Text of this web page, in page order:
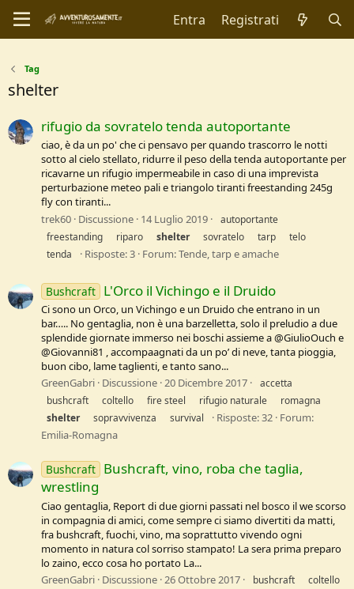
Entra Registrati
Tag
shelter
rifugio da sovratelo tenda autoportante
ciao, è da un po' che ci pensavo per quando trascorro le notti
sotto al cielo stellato, ridurre il peso della tenda autoportante per
ricavarne un rifugio impermeabile in caso di una imprevista
perturbazione meteo pali e triangolo tiranti freestanding 245g
fly con tiranti...
trek60 Discussione 14 Luglio 2019
autoportante
freestanding
riparo shelter sovratelo tarp
telo
tenda
Risposte: 3 Forum:Tende, tarp e amache
Bushcraft L'Orco il Vichingo e il Druido
Ci sono un Orco, un Vichingo e un Druido che entrano in un
bar….. No gentaglia, non è una barzelletta, solo il preludio a due
splendide giornate immerso nei boschi assieme a @GiulioOuch e
@Giovanni81 , accompaagnati da un po’ di neve, tanta pioggia,
buon cibo, lame taglienti, e tanto sano...
GreenGabri Discussione 20 Dicembre 2017
accetta
bushcraft
coltello fire steel rifugio naturale
romagna
shelter
sopravvivenza survival Risposte: 32 Forum:
Emilia-Romagna
Bushcraft Bushcraft, vino, roba che taglia,
wrestling
Ciao gentaglia, Report di due giorni passati nel bosco il we scorso
in compagnia di amici, come sempre ci siamo divertiti da matti,
fra bushcraft, fuochi, vino, ma soprattutto vivendo ogni
momento in natura col sorriso stampato! La sera prima preparo
lo zaino, ecco cosa ho portato La...
GreenGabri Discussione 26 Ottobre 2017 bushcraft
coltello